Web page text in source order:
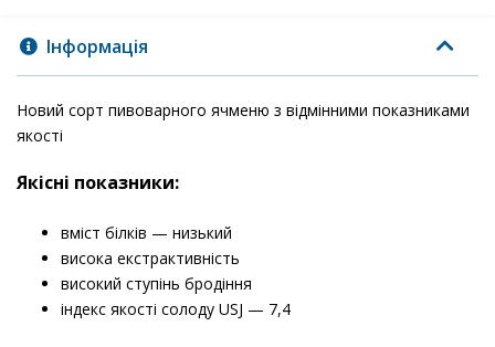
Інформація
Новий сорт пивоварного ячменю з відмінними показниками
якості
Якісні показники:
вміст білків — низький
висока екстрактивність
високий ступінь бродіння
індекс якості солоду USJ — 7,4